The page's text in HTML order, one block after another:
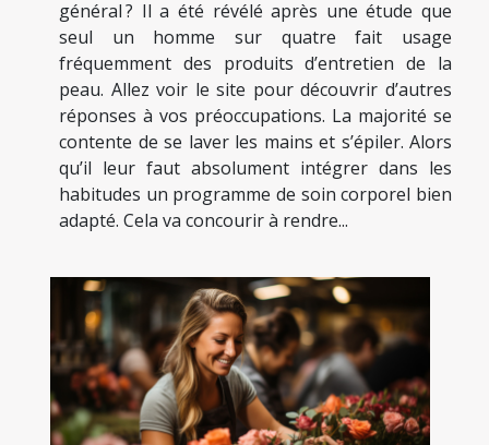
général ? Il a été révélé après une étude que
seul un homme sur quatre fait usage
fréquemment des produits d’entretien de la
peau. Allez voir le site pour découvrir d’autres
réponses à vos préoccupations. La majorité se
contente de se laver les mains et s’épiler. Alors
qu’il leur faut absolument intégrer dans les
habitudes un programme de soin corporel bien
adapté. Cela va concourir à rendre...